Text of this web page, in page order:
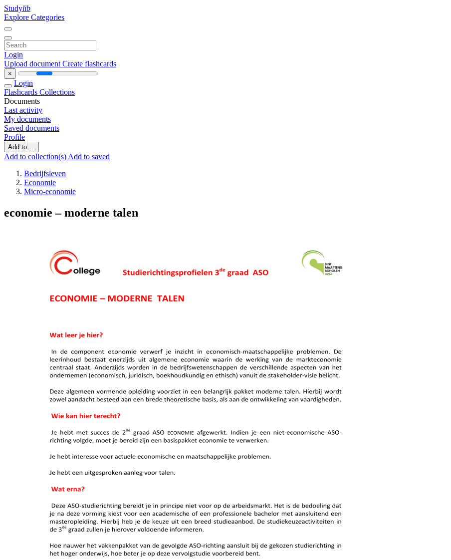
Studylib
Explore Categories
Login
Upload document Create flashcards
×
Login
Flashcards Collections
Documents
Last activity
My documents
Saved documents
Profile
Add to ...
Add to collection(s) Add to saved
Bedrijfsleven
Economie
Micro-economie
economie – moderne talen